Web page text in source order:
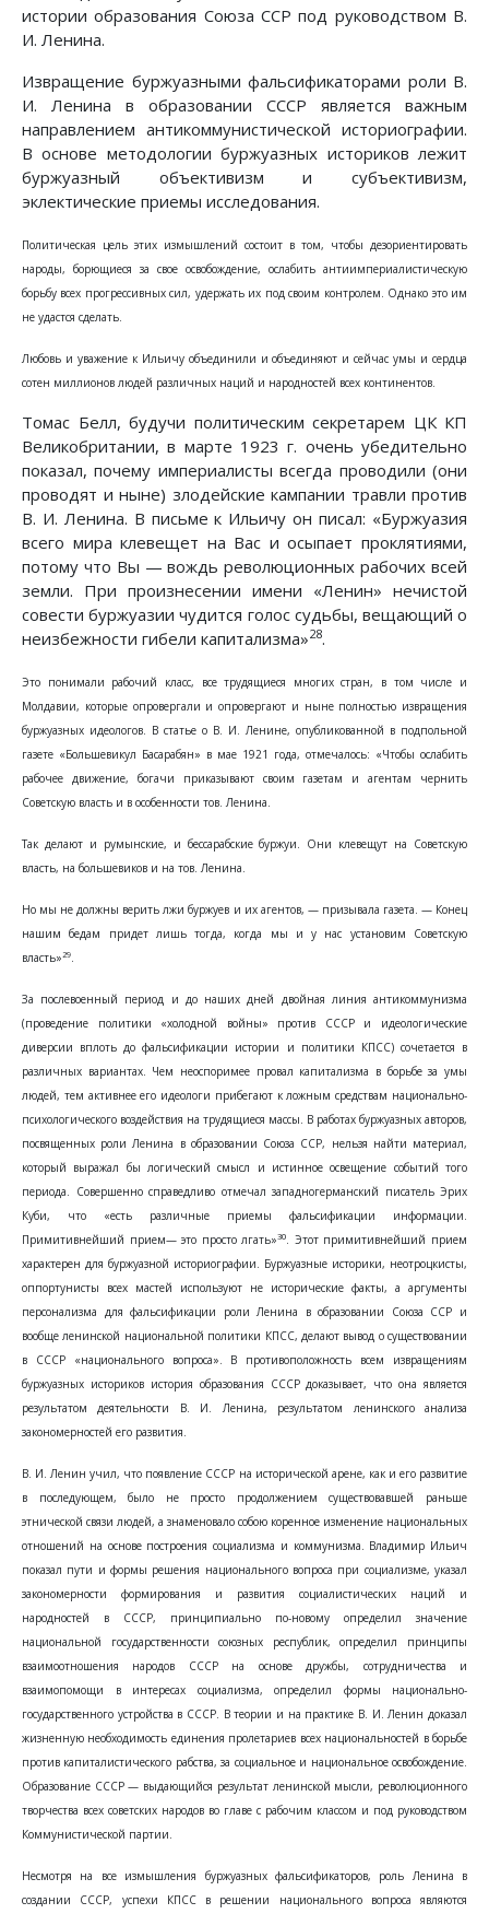
истории образования Союза ССР под руководством В.
И. Ленина.
Извращение буржуазными фальсификаторами роли В.
И. Ленина в образовании СССР является важным
направлением антикоммунистической историографии.
В основе методологии буржуазных историков лежит
буржуазный объективизм и субъективизм,
эклектические приемы исследования.
Политическая цель этих измышлений состоит в том, чтобы дезориентировать
народы, борющиеся за свое освобождение, ослабить антиимпериалистическую
борьбу всех прогрессивных сил, удержать их под своим контролем. Однако это им
не удастся сделать.
Любовь и уважение к Ильичу объединили и объединяют и сейчас умы и сердца
сотен миллионов людей различных наций и народностей всех континентов.
Томас Белл, будучи политическим секретарем ЦК КП
Великобритании, в марте 1923 г. очень убедительно
показал, почему империалисты всегда проводили (они
проводят и ныне) злодейские кампании травли против
В. И. Ленина. В письме к Ильичу он писал: «Буржуазия
всего мира клевещет на Вас и осыпает проклятиями,
потому что Вы — вождь революционных рабочих всей
земли. При произнесении имени «Ленин» нечистой
совести буржуазии чудится голос судьбы, вещающий о
неизбежности гибели капитализма»28.
Это понимали рабочий класс, все трудящиеся многих стран, в том числе и
Молдавии, которые опровергали и опровергают и ныне полностью извращения
буржуазных идеологов. В статье о В. И. Ленине, опубликованной в подпольной
газете «Большевикул Басарабян» в мае 1921 года, отмечалось: «Чтобы ослабить
рабочее движение, богачи приказывают своим газетам и агентам чернить
Советскую власть и в особенности тов. Ленина.
Так делают и румынские, и бессарабские буржуи. Они клевещут на Советскую
власть, на большевиков и на тов. Ленина.
Но мы не должны верить лжи буржуев и их агентов, — призывала газета. — Конец
нашим бедам придет лишь тогда, когда мы и у нас установим Советскую
власть»29.
За послевоенный период и до наших дней двойная линия антикоммунизма
(проведение политики «холодной войны» против СССР и идеологические
диверсии вплоть до фальсификации истории и политики КПСС) сочетается в
различных вариантах. Чем неоспоримее провал капитализма в борьбе за умы
людей, тем активнее его идеологи прибегают к ложным средствам национально-
психологического воздействия на трудящиеся массы. В работах буржуазных авторов,
посвященных роли Ленина в образовании Союза ССР, нельзя найти материал,
который выражал бы логический смысл и истинное освещение событий того
периода. Совершенно справедливо отмечал западногерманский писатель Эрих
Куби, что «есть различные приемы фальсификации информации.
Примитивнейший прием— это просто лгать»30. Этот примитивнейший прием
характерен для буржуазной историографии. Буржуазные историки, неотроцкисты,
оппортунисты всех мастей используют не исторические факты, а аргументы
персонализма для фальсификации роли Ленина в образовании Союза ССР и
вообще ленинской национальной политики КПСС, делают вывод о существовании
в СССР «национального вопроса». В противоположность всем извращениям
буржуазных историков история образования СССР доказывает, что она является
результатом деятельности В. И. Ленина, результатом ленинского анализа
закономерностей его развития.
В. И. Ленин учил, что появление СССР на исторической арене, как и его развитие
в последующем, было не просто продолжением существовавшей раньше
этнической связи людей, а знаменовало собою коренное изменение национальных
отношений на основе построения социализма и коммунизма. Владимир Ильич
показал пути и формы решения национального вопроса при социализме, указал
закономерности формирования и развития социалистических наций и
народностей в СССР, принципиально по-новому определил значение
национальной государственности союзных республик, определил принципы
взаимоотношения народов СССР на основе дружбы, сотрудничества и
взаимопомощи в интересах социализма, определил формы национально-
государственного устройства в СССР. В теории и на практике В. И. Ленин доказал
жизненную необходимость единения пролетариев всех национальностей в борьбе
против капиталистического рабства, за социальное и национальное освобождение.
Образование СССР — выдающийся результат ленинской мысли, революционного
творчества всех советских народов во главе с рабочим классом и под руководством
Коммунистической партии.
Несмотря на все измышления буржуазных фальсификаторов, роль Ленина в
создании СССР, успехи КПСС в решении национального вопроса являются